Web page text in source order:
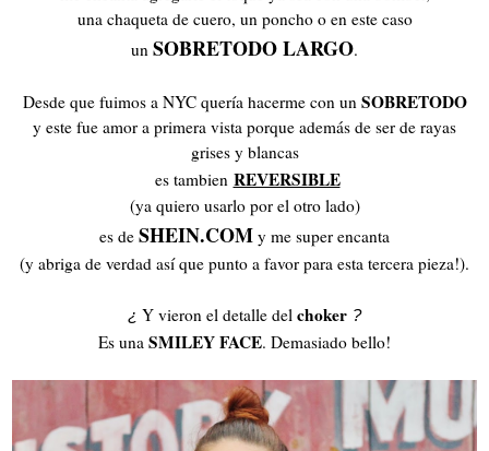
una chaqueta de cuero, un poncho o en este caso
un SOBRETODO LARGO.
Desde que fuimos a NYC quería hacerme con un SOBRETODO
y este fue amor a primera vista porque además de ser de rayas
grises y blancas
es tambien REVERSIBLE
(ya quiero usarlo por el otro lado)
es de SHEIN.COM y me super encanta
(y abriga de verdad así que punto a favor para esta tercera pieza!).
¿ Y vieron el detalle del choker ?
Es una SMILEY FACE. Demasiado bello!